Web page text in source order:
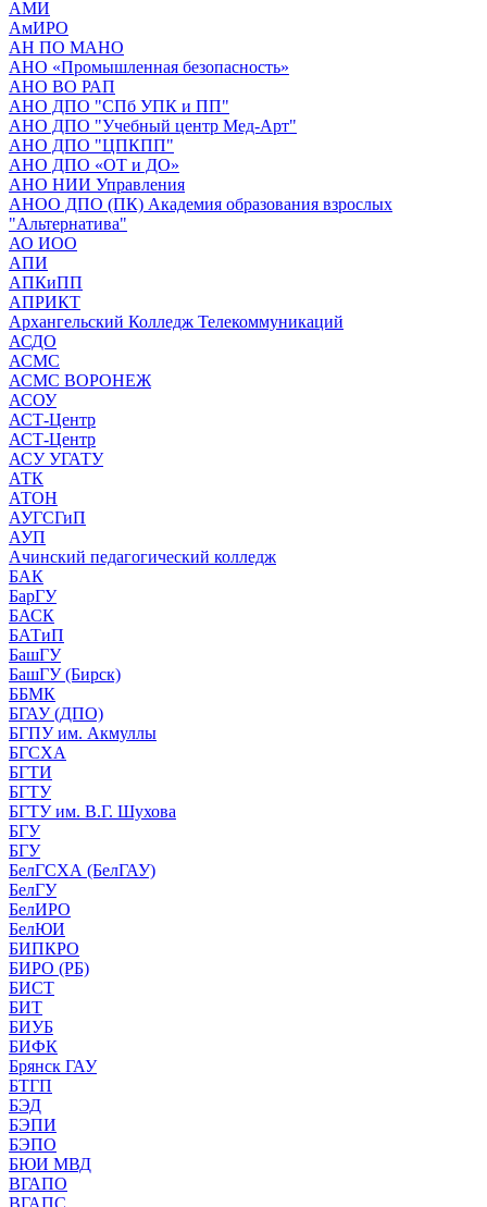
АМИ
АмИРО
АН ПО МАНО
АНО «Промышленная безопасность»
АНО ВО РАП
АНО ДПО "СПб УПК и ПП"
АНО ДПО "Учебный центр Мед-Арт"
АНО ДПО "ЦПКПП"
АНО ДПО «ОТ и ДО»
АНО НИИ Управления
АНОО ДПО (ПК) Академия образования взрослых
"Альтернатива"
АО ИОО
АПИ
АПКиПП
АПРИКТ
Архангельский Колледж Телекоммуникаций
АСДО
АСМС
АСМС ВОРОНЕЖ
АСОУ
АСТ-Центр
АСТ-Центр
АСУ УГАТУ
АТК
АТОН
АУГСГиП
АУП
Ачинский педагогический колледж
БАК
БарГУ
БАСК
БАТиП
БашГУ
БашГУ (Бирск)
ББМК
БГАУ (ДПО)
БГПУ им. Акмуллы
БГСХА
БГТИ
БГТУ
БГТУ им. В.Г. Шухова
БГУ
БГУ
БелГСХА (БелГАУ)
БелГУ
БелИРО
БелЮИ
БИПКРО
БИРО (РБ)
БИСТ
БИТ
БИУБ
БИФК
Брянск ГАУ
БТГП
БЭД
БЭПИ
БЭПО
БЮИ МВД
ВГАПО
ВГАПС